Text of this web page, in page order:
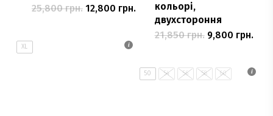
25,800грн. Оригінальна
12,800 грн.Поточна
ціна:
12,800 грн..
Цей
XL
кольорі,
двухстороння
21,850грн. Оригінальна
9,800 грн.
Цей
має
50 54 56 58 60